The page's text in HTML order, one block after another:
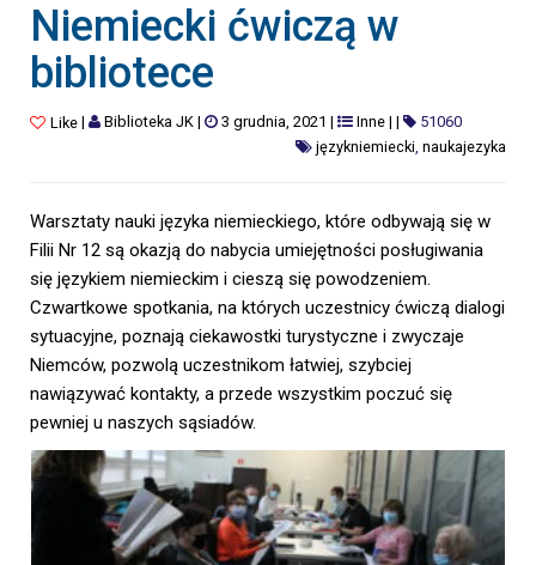
Niemiecki ćwiczą w
bibliotece
Like| Biblioteka JK| 3 grudnia, 2021 | Inne |
językniemiecki, naukajezyka
| 51060
Warsztaty nauki języka niemieckiego, które odbywają się w
Filii Nr 12 są okazją do nabycia umiejętności posługiwania
się językiem niemieckim i cieszą się powodzeniem.
Czwartkowe spotkania, na których uczestnicy ćwiczą dialogi
sytuacyjne, poznają ciekawostki turystyczne i zwyczaje
Niemców, pozwolą uczestnikom łatwiej, szybciej
nawiązywać kontakty, a przede wszystkim poczuć się
pewniej u naszych sąsiadów.